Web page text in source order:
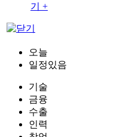
기 +
오늘
일정있음
기술
금융
수출
인력